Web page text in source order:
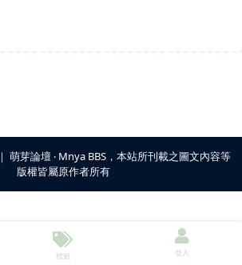
｜ 萌芽論壇 ‧ Mnya BBS，本站所刊載之圖文內容等
版權皆屬原作者所有
標籤 登入